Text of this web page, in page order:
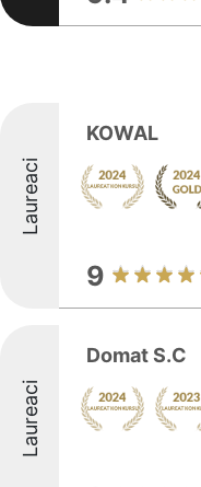
Laureaci
KOWAL
9
Laureaci
Domat S.C